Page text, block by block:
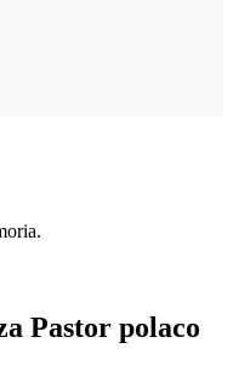
Pastor polaco